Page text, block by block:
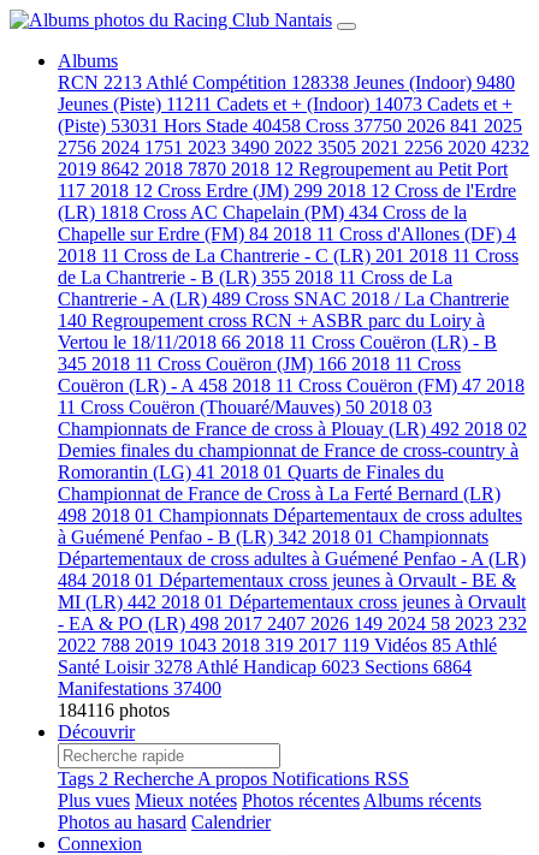
Albums
RCN 2213 Athlé Compétition 128338 Jeunes (Indoor) 9480
Jeunes (Piste) 11211 Cadets et + (Indoor) 14073 Cadets et +
(Piste) 53031 Hors Stade 40458 Cross 37750 2026 841 2025
2756 2024 1751 2023 3490 2022 3505 2021 2256 2020 4232
2019 8642 2018 7870 2018 12 Regroupement au Petit Port
117 2018 12 Cross Erdre (JM) 299 2018 12 Cross de l'Erdre
(LR) 1818 Cross AC Chapelain (PM) 434 Cross de la
Chapelle sur Erdre (FM) 84 2018 11 Cross d'Allones (DF) 4
2018 11 Cross de La Chantrerie - C (LR) 201 2018 11 Cross
de La Chantrerie - B (LR) 355 2018 11 Cross de La
Chantrerie - A (LR) 489 Cross SNAC 2018 / La Chantrerie
140 Regroupement cross RCN + ASBR parc du Loiry à
Vertou le 18/11/2018 66 2018 11 Cross Couëron (LR) - B
345 2018 11 Cross Couëron (JM) 166 2018 11 Cross
Couëron (LR) - A 458 2018 11 Cross Couëron (FM) 47 2018
11 Cross Couëron (Thouaré/Mauves) 50 2018 03
Championnats de France de cross à Plouay (LR) 492 2018 02
Demies finales du championnat de France de cross-country à
Romorantin (LG) 41 2018 01 Quarts de Finales du
Championnat de France de Cross à La Ferté Bernard (LR)
498 2018 01 Championnats Départementaux de cross adultes
à Guémené Penfao - B (LR) 342 2018 01 Championnats
Départementaux de cross adultes à Guémené Penfao - A (LR)
484 2018 01 Départementaux cross jeunes à Orvault - BE &
MI (LR) 442 2018 01 Départementaux cross jeunes à Orvault
- EA & PO (LR) 498 2017 2407 2026 149 2024 58 2023 232
2022 788 2019 1043 2018 319 2017 119 Vidéos 85 Athlé
Santé Loisir3278 Athlé Handicap 6023 Sections 6864
Manifestations 37400
184116 photos
Découvrir
Tags 2 Recherche A propos Notifications RSS
Plus vues Mieux notées Photos récentes Albums récents
Photos au hasard Calendrier
Connexion